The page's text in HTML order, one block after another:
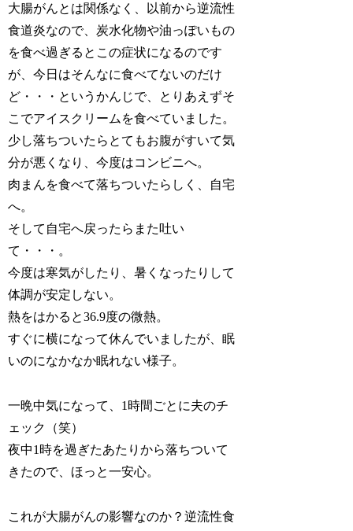
大腸がんとは関係なく、以前から逆流性
食道炎なので、炭水化物や油っぽいもの
を食べ過ぎるとこの症状になるのです
が、今日はそんなに食べてないのだけ
ど・・・というかんじで、とりあえずそ
こでアイスクリームを食べていました。
少し落ちついたらとてもお腹がすいて気
分が悪くなり、今度はコンビニへ。
肉まんを食べて落ちついたらしく、自宅
へ。
そして自宅へ戻ったらまた吐い
て・・・。
今度は寒気がしたり、暑くなったりして
体調が安定しない。
熱をはかると36.9度の微熱。
すぐに横になって休んでいましたが、眠
いのになかなか眠れない様子。
一晩中気になって、1時間ごとに夫のチ
ェック（笑）
夜中1時を過ぎたあたりから落ちついて
きたので、ほっと一安心。
これが大腸がんの影響なのか？逆流性食